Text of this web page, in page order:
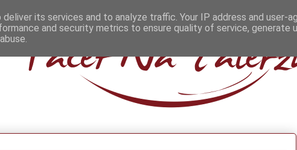
its services and to analyze traffic. Your IP address and user-
and security metrics to ensure quality of service, generate